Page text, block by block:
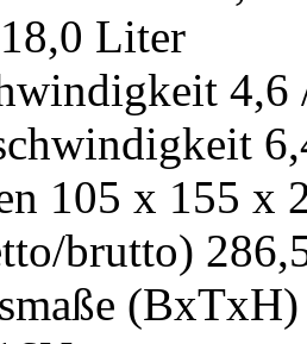
18,0 Liter
4,6
105 x 155 x
brutto)
(BxTxH)